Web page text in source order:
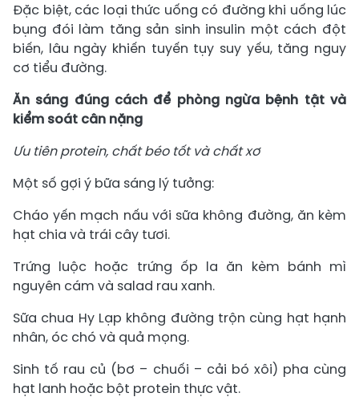
Đặc biệt, các loại thức uống có đường khi uống lúc
bụng đói làm tăng sản sinh insulin một cách đột
biến, lâu ngày khiến tuyến tụy suy yếu, tăng nguy
cơ tiểu đường.
Ăn sáng đúng cách để phòng ngừa bệnh tật và
kiểm soát cân nặng
Ưu tiên protein, chất béo tốt và chất xơ
Một số gợi ý bữa sáng lý tưởng:
Cháo yến mạch nấu với sữa không đường, ăn kèm
hạt chia và trái cây tươi.
Trứng luộc hoặc trứng ốp la ăn kèm bánh mì
nguyên cám và salad rau xanh.
Sữa chua Hy Lạp không đường trộn cùng hạt hạnh
nhân, óc chó và quả mọng.
Sinh tố rau củ (bơ – chuối – cải bó xôi) pha cùng
hạt lanh hoặc bột protein thực vật.